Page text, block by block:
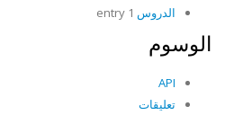
الدروس
الوسوم
API
تعليقات